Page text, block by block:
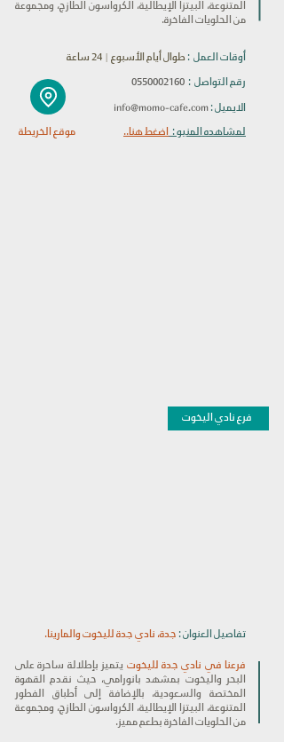
المتنوعة، البيتزا الإيطالية، الكرواسون الطازج، ومجموعة
من الحلويات الفاخرة.
أوقات العمل : طوال أيام الأسبوع | 24 ساعة
رقم التواصل : 0550002160
الايميل : info@momo-cafe.com
موقع الخريطة لمشاهده المنيو : اضغط هنا..
فرع نادي اليخوت
تفاصيل العنوان : جدة، نادي جدة لليخوت والمارينا.
فرعنا في نادي جدة لليخوت يتميز بإطلالة ساحرة على
البحر واليخوت بمشهد بانورامي، حيث نقدم القهوة
المختصة والسعودية، بالإضافة إلى أطباق الفطور
المتنوعة، البيتزا الإيطالية، الكرواسون الطازج، ومجموعة
من الحلويات الفاخرة بطعم مميز.